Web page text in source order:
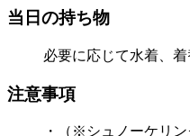
当日の持ち物
必要に応じて水着、
注意事項
・（※シュノーケリン